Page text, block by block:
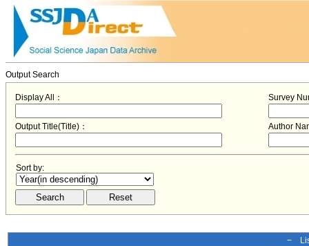
Output Search
Display All： Survey
Output Title(Title)： Author
Sort by:
−